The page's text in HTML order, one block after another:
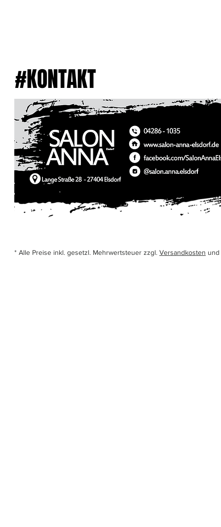
#KONTAKT
* Alle Preise inkl. gesetzl. Mehrwertsteuer zzgl. Versandkosten